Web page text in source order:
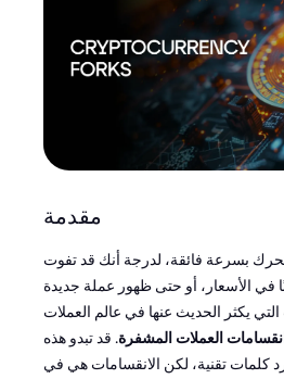
مقدمة
بسرعة فائقة، لدرجة أنك قد تفوت
في الأسعار، أو حتى ظهور عملة جديدة
التي يكثر الحديث عنها في عالم العملات
العملات المشفرة. قد تبدو هذه
كلمات تقنية، لكن الانقسامات هي في